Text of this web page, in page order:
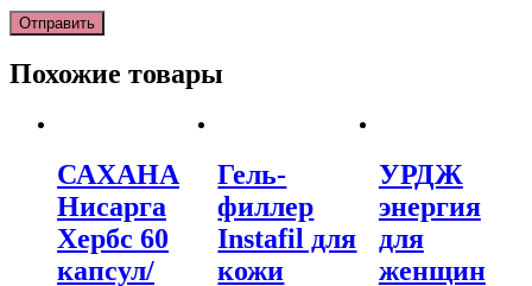
Похожие товары
САХАНА
Нисарга
Хербс 60
капсул/
Гель-
филлер
Instafil для
кожи
УРДЖ
энергия
для
женщин